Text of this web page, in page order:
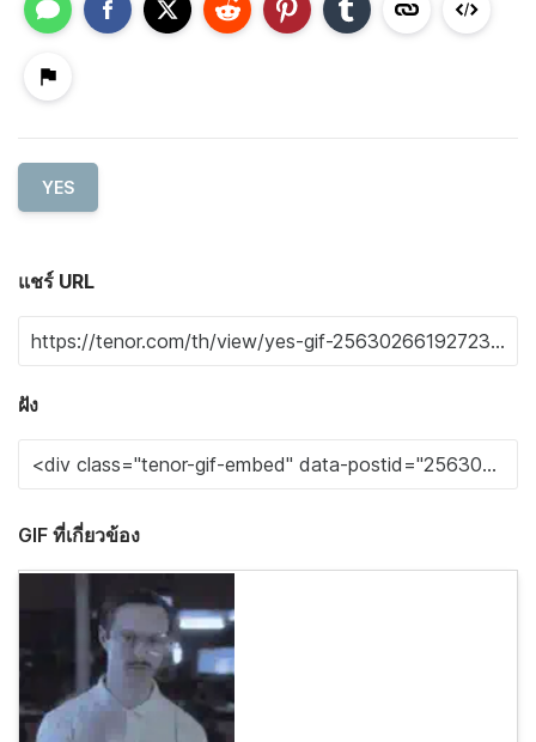
YES
แชร์ URL
ฝัง
GIF ที่เกี่ยวข้อง